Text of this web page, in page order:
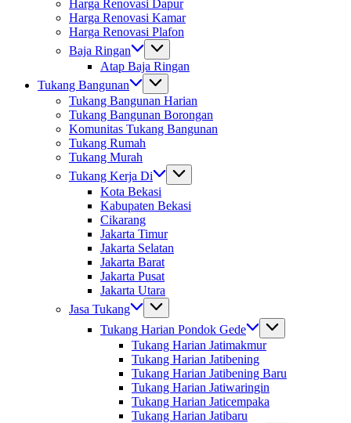
Harga Renovasi Dapur
Harga Renovasi Kamar
Harga Renovasi Plafon
Baja Ringan
Atap Baja Ringan
Tukang Bangunan
Tukang Bangunan Harian
Tukang Bangunan Borongan
Komunitas Tukang Bangunan
Tukang Rumah
Tukang Murah
Tukang Kerja Di
Kota Bekasi
Kabupaten Bekasi
Cikarang
Jakarta Timur
Jakarta Selatan
Jakarta Barat
Jakarta Pusat
Jakarta Utara
Jasa Tukang
Tukang Harian Pondok Gede
Tukang Harian Jatimakmur
Tukang Harian Jatibening
Tukang Harian Jatibening Baru
Tukang Harian Jatiwaringin
Tukang Harian Jaticempaka
Tukang Harian Jatibaru